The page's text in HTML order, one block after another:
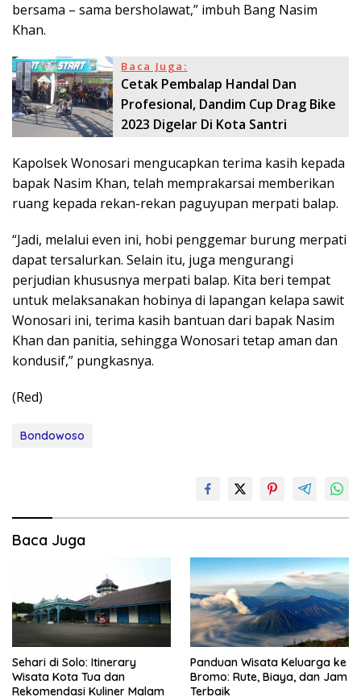
bersama – sama bersholawat,” imbuh Bang Nasim
Khan.
Baca Juga:
Cetak Pembalap Handal Dan
Profesional, Dandim Cup Drag Bike
2023 Digelar Di Kota Santri
Kapolsek Wonosari mengucapkan terima kasih kepada
bapak Nasim Khan, telah memprakarsai memberikan
ruang kepada rekan-rekan paguyupan merpati balap.
“Jadi, melalui even ini, hobi penggemar burung merpati
dapat tersalurkan. Selain itu, juga mengurangi
perjudian khususnya merpati balap. Kita beri tempat
untuk melaksanakan hobinya di lapangan kelapa sawit
Wonosari ini, terima kasih bantuan dari bapak Nasim
Khan dan panitia, sehingga Wonosari tetap aman dan
kondusif,” pungkasnya.
(Red)
Bondowoso
Baca Juga
Sehari di Solo: Itinerary
Wisata Kota Tua dan
Rekomendasi Kuliner Malam
Panduan Wisata Keluarga ke
Bromo: Rute, Biaya, dan Jam
Terbaik